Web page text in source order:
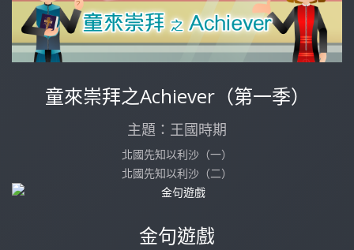
童來崇拜之Achiever（第一季）
主題：王國時期
北國先知以利沙（一）
北國先知以利沙（二）
金句遊戲